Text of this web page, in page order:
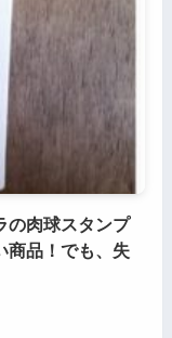
の肉球スタンプ
商品！でも、失